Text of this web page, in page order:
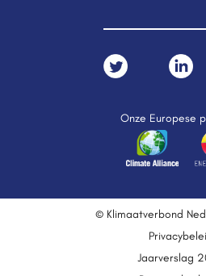
Onze Europese
© Klimaatverbond
Jaarverslag